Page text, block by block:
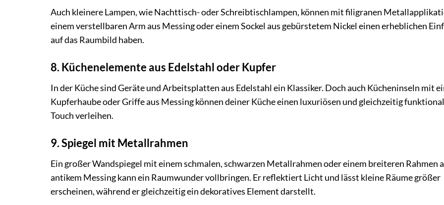
Auch kleinere Lampen, wie Nachttisch- oder Schreibtischlampen, können mit filigranen
einem verstellbaren Arm aus Messing oder einem Sockel aus gebürstetem Nickel einen erheblichen
auf das Raumbild haben.
8. Küchenelemente aus Edelstahl oder Kupfer
In der Küche sind Geräte und Arbeitsplatten aus Edelstahl ein Klassiker. Doch auch Kücheninseln mit
Kupferhaube oder Griffe aus Messing können deiner Küche einen luxuriösen und gleichzeitig
Touch verleihen.
9. Spiegel mit Metallrahmen
Ein großer Wandspiegel mit einem schmalen, schwarzen Metallrahmen oder einem breiteren Rahmen
antikem Messing kann ein Raumwunder vollbringen. Er reflektiert Licht und lässt kleine Räume größer
erscheinen, während er gleichzeitig ein dekoratives Element darstellt.